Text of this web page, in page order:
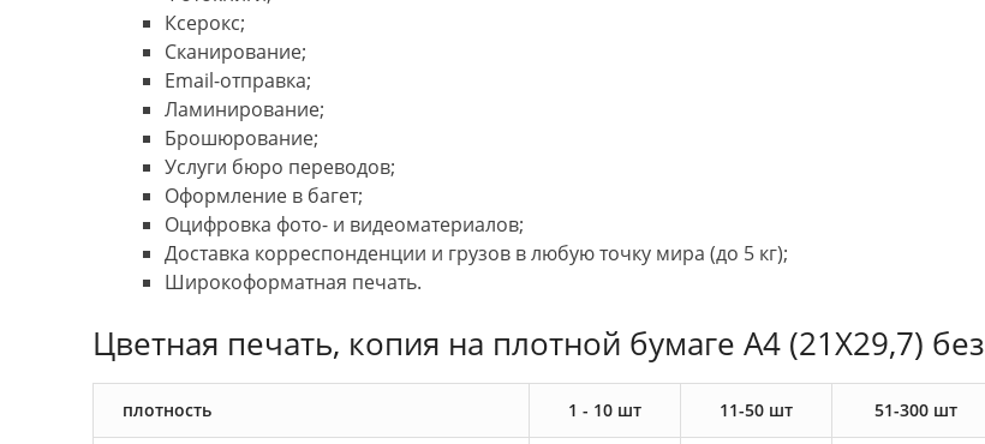
Ксерокс;
Сканирование;
Email-отправка;
Ламинирование;
Брошюрование;
Услуги бюро переводов;
Оформление в багет;
Оцифровка фото- и видеоматериалов;
Доставка корреспонденции и грузов в любую точку мира (до 5 кг);
Широкоформатная печать.
Цветная печать, копия на плотной бумаге А4 (21Х29,7)
плотность 1 - 10 шт 11-50 шт 51-300 шт